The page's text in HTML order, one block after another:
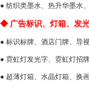
● 纺织类墨水、热升华墨水
◆ 广告标识、灯箱、发
● 标识标牌、酒店门牌、导
● 霓虹灯发光字、霓虹灯招
● 超薄灯箱、水晶灯箱、换